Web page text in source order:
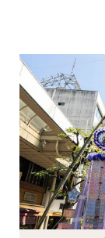
Le Tanabata
étoiles… et les
Sponsorship